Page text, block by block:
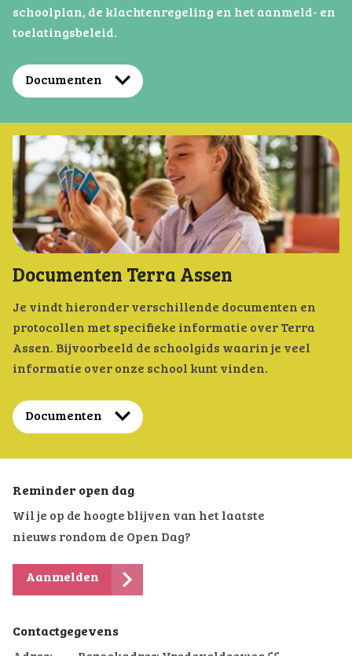
schoolplan, de klachtenregeling en het aanmeld- en
toelatingsbeleid.
Documenten
Documenten Terra Assen
Je vindt hieronder verschillende documenten en
protocollen met specifieke informatie over Terra
Assen. Bijvoorbeeld de schoolgids waarin je veel
informatie over onze school kunt vinden.
Documenten
Reminder open dag
Wil je op de hoogte blijven van het laatste
nieuws rondom de Open Dag?
Aanmelden
Contactgegevens